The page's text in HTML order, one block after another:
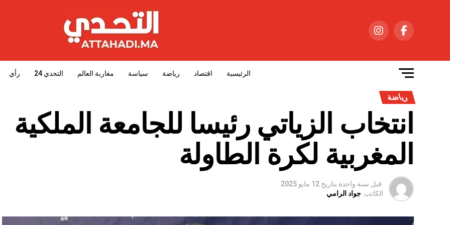
الرئيسية اقتصاد رياضة سياسة مغاربة العالم التحدي 24 رأي
رياضة
انتخاب الزياتي رئيسا للجامعة الملكية
المغربية لكرة الطاولة
قبل سنة واحدة بتاريخ 12 مايو 2025
الكاتب: جواد الرامي